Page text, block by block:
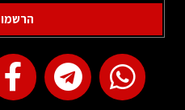
הרשמו